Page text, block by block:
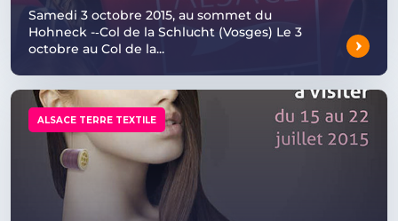
Samedi 3 octobre 2015, au sommet du
Hohneck -­‐Col de la Schlucht (Vosges) Le 3
octobre au Col de la...
ALSACE TERRE TEXTILE